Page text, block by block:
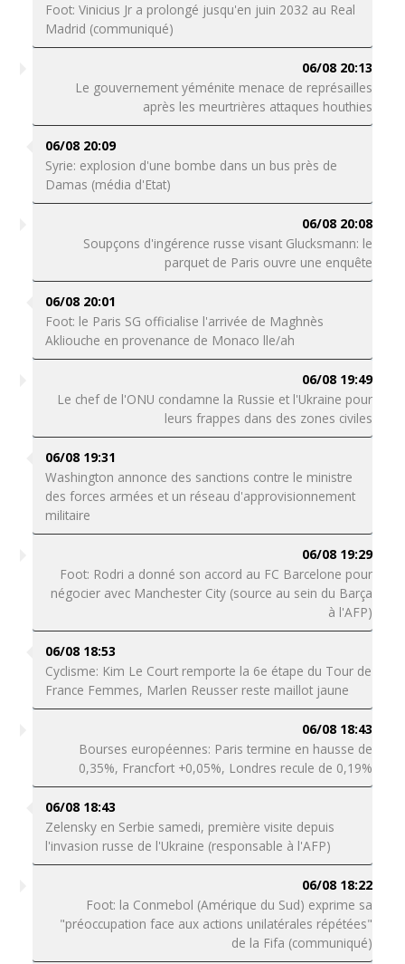
Foot: Vinicius Jr a prolongé jusqu'en juin 2032 au Real
Madrid (communiqué)
06/08 20:13
Le gouvernement yéménite menace de représailles
après les meurtrières attaques houthies
06/08 20:09
Syrie: explosion d'une bombe dans un bus près de
Damas (média d'Etat)
06/08 20:08
Soupçons d'ingérence russe visant Glucksmann: le
parquet de Paris ouvre une enquête
06/08 20:01
Foot: le Paris SG officialise l'arrivée de Maghnès
Akliouche en provenance de Monaco lle/ah
06/08 19:49
Le chef de l'ONU condamne la Russie et l'Ukraine pour
leurs frappes dans des zones civiles
06/08 19:31
Washington annonce des sanctions contre le ministre
des forces armées et un réseau d'approvisionnement
militaire
06/08 19:29
Foot: Rodri a donné son accord au FC Barcelone pour
négocier avec Manchester City (source au sein du Barça
à l'AFP)
06/08 18:53
Cyclisme: Kim Le Court remporte la 6e étape du Tour de
France Femmes, Marlen Reusser reste maillot jaune
06/08 18:43
Bourses européennes: Paris termine en hausse de
0,35%, Francfort +0,05%, Londres recule de 0,19%
06/08 18:43
Zelensky en Serbie samedi, première visite depuis
l'invasion russe de l'Ukraine (responsable à l'AFP)
06/08 18:22
Foot: la Conmebol (Amérique du Sud) exprime sa
"préoccupation face aux actions unilatérales répétées"
de la Fifa (communiqué)